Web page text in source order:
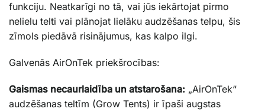
funkciju. Neatkarīgi no tā, vai jūs iekārtojat pirmo
nelielu telti vai plānojat lielāku audzēšanas telpu, šis
zīmols piedāvā risinājumus, kas kalpo ilgi.
Galvenās AirOnTek priekšrocības:
Gaismas necaurlaidība un atstarošana: „AirOnTek“
audzēšanas teltīm (Grow Tents) ir īpaši augstas